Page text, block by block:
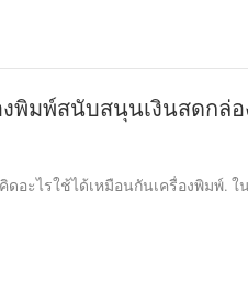
พิมพ์สนับสนุนเงินสดกล่อ
ะไรใช้ได้เหมือนกันเครื่องพิมพ์. ใ